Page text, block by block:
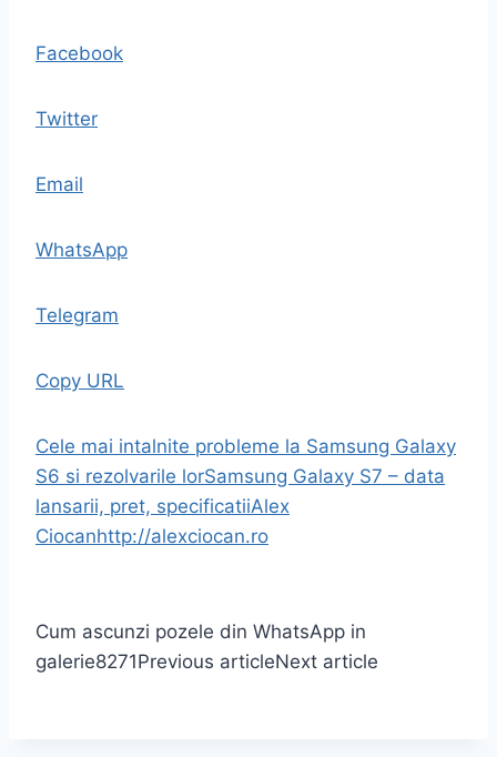
Facebook
Twitter
Email
WhatsApp
Telegram
Copy URL
Cele mai intalnite probleme la Samsung Galaxy
S6 si rezolvarile lorSamsung Galaxy S7 – data
lansarii, pret, specificatiiAlex
Ciocanhttp://alexciocan.ro
Cum ascunzi pozele din WhatsApp in
galerie8271Previous articleNext article